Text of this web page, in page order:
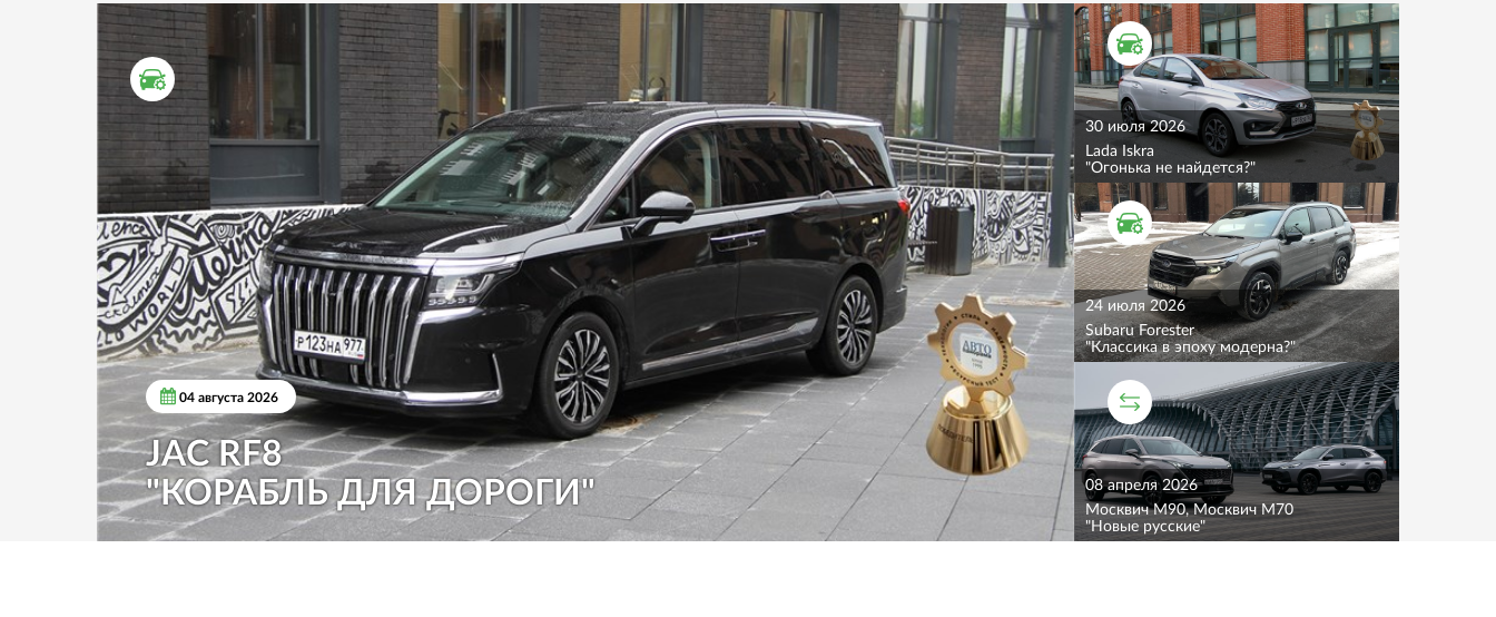
ТЕСТ ДРАЙВ
04 августа 2026
JAC RF8
"КОРАБЛЬ ДЛЯ ДОРОГИ"
ТЕСТ ДРАЙВ
30 июля 2026
Lada Iskra
"Огонька не найдется?"
ТЕСТ ДРАЙВ
24 июля 2026
Subaru Forester
"Классика в эпоху модерна?"
СРАВНИТЕЛЬНЫЙ ТЕСТ
08 апреля 2026
Москвич M90, Москвич M70
"Новые русские"